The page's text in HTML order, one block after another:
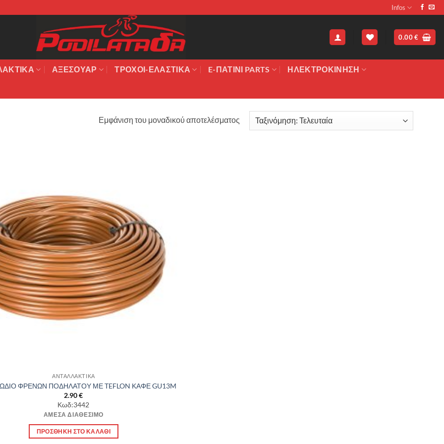
Infos
0.00€
ΑΞΕΣΟΥΆΡ ΤΡΟΧΟΙ-ΕΛΑΣΤΙΚΑ E-ΠΑΤΙΝΙ PARTS ΗΛΕΚΤΡΟΚΙΝΗΣΗ
Εμφάνιση του μοναδικού αποτελέσματος
ΑΝΤΑΛΛΑΚΤΙΚΑ
ΦΡΕΝΩΝ ΠΟΔΗΛΑΤΟΥ ΜΕ TEFLON ΚΑΦΕ GU13M
2.90€
Κωδ:3442
ΆΜΕΣΑ ΔΙΑΘΈΣΙΜΟ
ΠΡΟΣΘΉΚΗ ΣΤΟ ΚΑΛΆΘΙ